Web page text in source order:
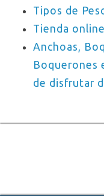
Tipos de
Tienda
Anchoas,
Boquerones
de disfrutar